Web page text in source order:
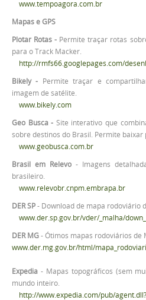
www.tempoagora.com.br
Mapas e GPS
Plotar Rotas - Permite traçar rotas
para o Track Macker.
http://rmfs66.googlepages.com/
Bikely - Permite traçar e
imagem de satélite.
www.bikely.com
Geo Busca - Site interativo que
sobre destinos do Brasil. Permite baixar
www.geobusca.com.br
Brasil em Relevo- Imagens
brasileiro.
www.relevobr.cnpm.embrapa.br
DER SP- Download de mapa rodoviário
www.der.sp.gov.br/vder/_malha/
DER MG- Ótimos mapas rodoviários de
www.der.mg.gov.br/html/
Expedia - Mapas topográficos (sem
mundo inteiro.
http://www.expedia.com/pub/